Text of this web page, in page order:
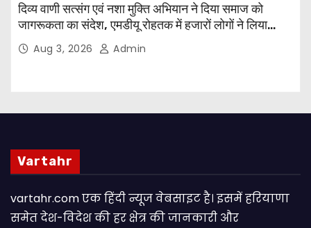
दिव्य वाणी सत्संग एवं नशा मुक्ति अभियान ने दिया समाज को
जागरूकता का संदेश, एमडीयू रोहतक में हजारों लोगों ने लिया
संकल्पAug 3, 2026 Admin
Vartahr
vartahr.com एक हिंदी न्यूज वेबसाइट है। इसमें हरियाणा
समेत देश-विदेश की हर क्षेत्र की जानकारी और